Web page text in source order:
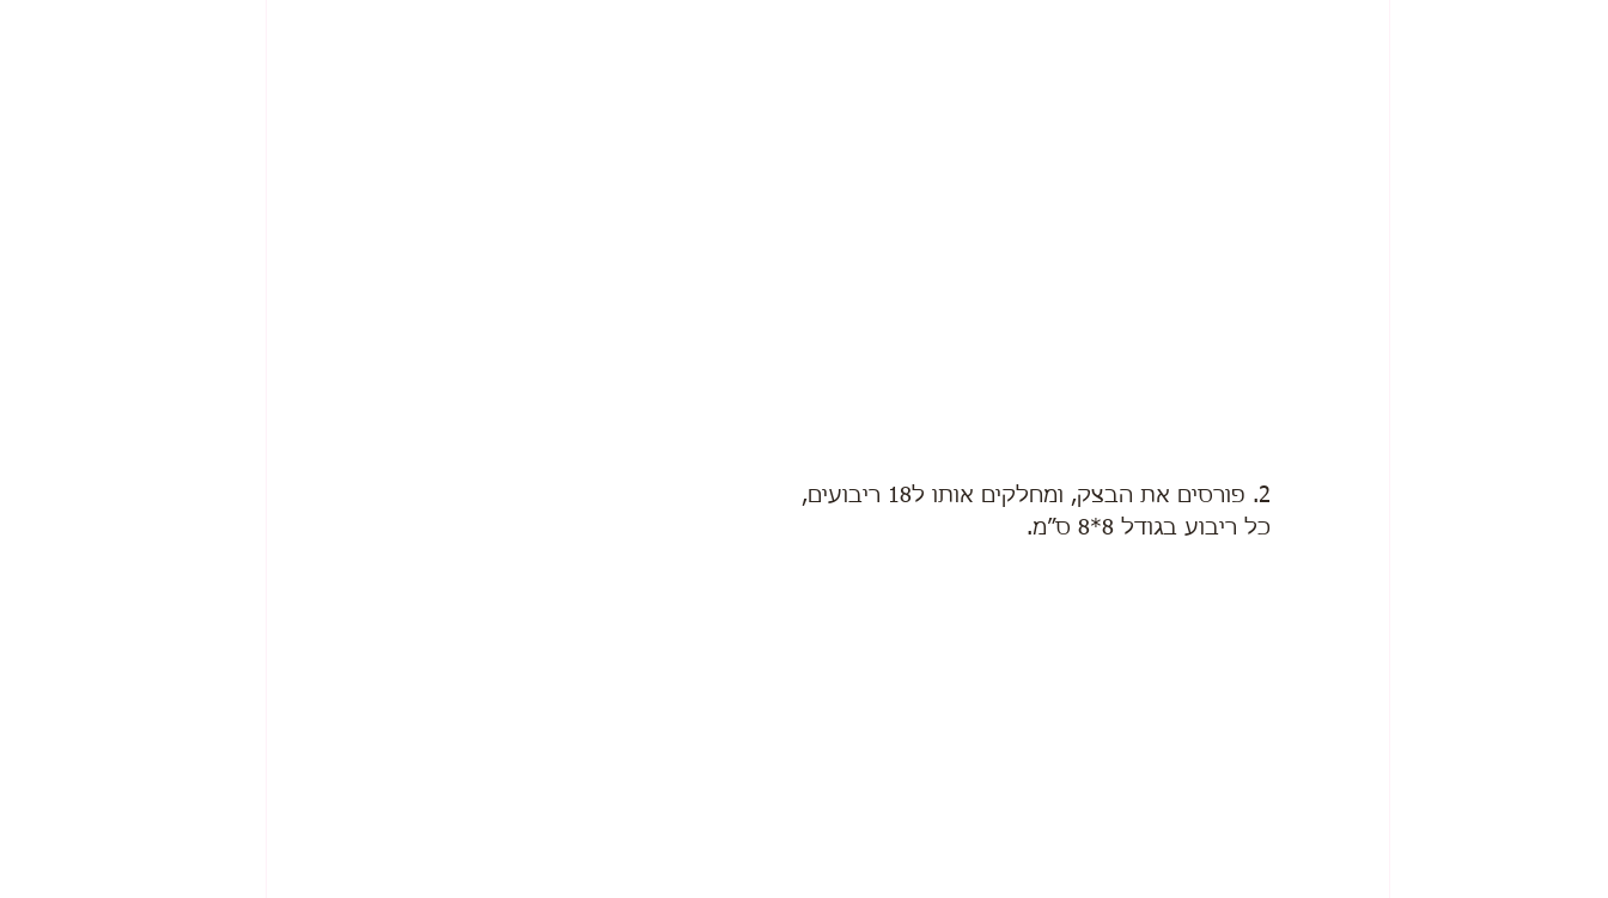
2. פורסים את הבצק, ומחלקים אותו ל18 ריבועים,
כל ריבוע בגודל 8*8 ס״מ.